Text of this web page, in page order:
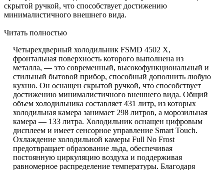
скрытой ручкой, что способствует достижению
минималистичного внешнего вида.
Читать полностью
Четырехдверный холодильник FSMD 4502 X,
фронтальная поверхность которого выполнена из
металла, — это современный, высокофункциональный и
стильный бытовой прибор, способный дополнить любую
кухню. Он оснащен скрытой ручкой, что способствует
достижению минималистичного внешнего вида. Общий
объем холодильника составляет 431 литр, из которых
холодильная камера занимает 298 литров, а морозильная
камера — 133 литра. Холодильник оснащен цифровым
дисплеем и имеет сенсорное управление Smart Touch.
Охлаждение холодильной камеры Full No Frost
предотвращает образование льда, обеспечивая
постоянную циркуляцию воздуха и поддерживая
равномерное распределение температуры. Благодаря